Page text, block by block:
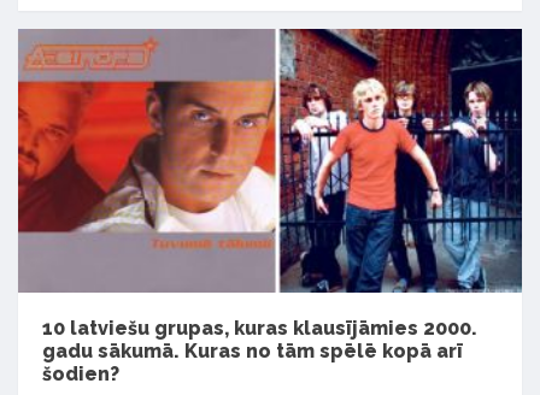
10 latviešu grupas, kuras klausījāmies 2000.
gadu sākumā. Kuras no tām spēlē kopā arī
šodien?